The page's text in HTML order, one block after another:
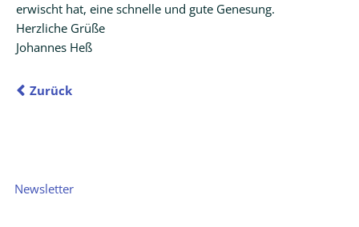
erwischt hat, eine schnelle und gute Genesung.
Herzliche Grüße
Johannes Heß
Zurück
Navigation
Newsletter